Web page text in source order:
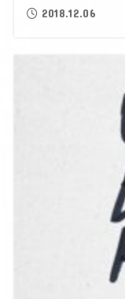
2018.12.06